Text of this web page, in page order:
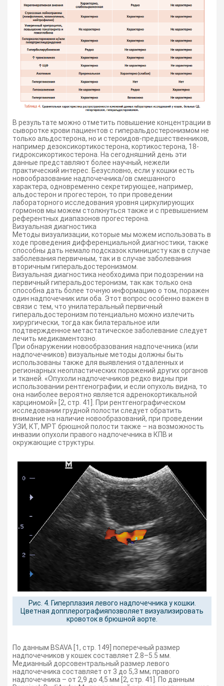
В результате можно отметить повышение концентрации в
сыворотке крови пациентов с гиперальдостеронизмом не
только альдостерона, но и стероидов-предшественников,
например дезоксикортикостерона, кортикостерона, 18-
гидроксикортикостерона. На сегодняшний день эти
данные представляют более научный, нежели
практический интерес. Безусловно, если у кошки есть
новообразование надпочечника/ов смешанного
характера, одновременно секретирующее, например,
альдостерон и прогестерон, то при проведении
лабораторного исследования уровня циркулирующих
гормонов мы можем столкнуться также и с превышением
референтных диапазонов прогестерона.
Визуальная диагностика
Методы визуализации, которые мы можем использовать в
ходе проведения дифференциальной диагностики, также
способны дать немало подсказок клиницисту как в случае
заболевания первичным, так и в случае заболевания
вторичным гиперальдостеронизмом.
Визуальная диагностика необходима при подозрении на
первичный гиперальдостеронизм, так как только она
способна дать более точную информацию о том, поражен
один надпочечник или оба. Этот вопрос особенно важен в
связи с тем, что унилатеральный первичный
гиперальдостеронизм потенциально можно излечить
хирургически, тогда как билатеральное или
подтвержденное метастатическое заболевание следует
лечить медикаментозно.
При обнаружении новообразования надпочечника (или
надпочечников) визуальные методы должны быть
использованы также для выявления отдаленных и
регионарных неопластических поражений других органов
и тканей. «Опухоли надпочечников редко видны при
использовании рентгенографии, и если опухоль видна, то
она наиболее вероятно является адренокортикальной
карциномой» [2, стр. 41]. При рентгенографическом
исследовании грудной полости следует обратить
внимание на наличие новообразований, при проведении
УЗИ, КТ, МРТ брюшной полости также – на возможность
инвазии опухоли правого надпочечника в КПВ и
окружающие структуры.
Рис. 4. Гиперплазия левого надпочечника у кошки.
Цветная допплерографияпозволяет визуализировать
кровоток в брюшной аорте.
По данным BSAVA [1, стр. 149] поперечный размер
надпочечников у кошек составляет 2.8–5.5 мм.
Медианный дорсовентральный размер левого
надпочечника составляет от 3 до 5,3 мм; правого
надпочечника – от 2,9 до 4,5 мм [2, стр. 41]. По данным